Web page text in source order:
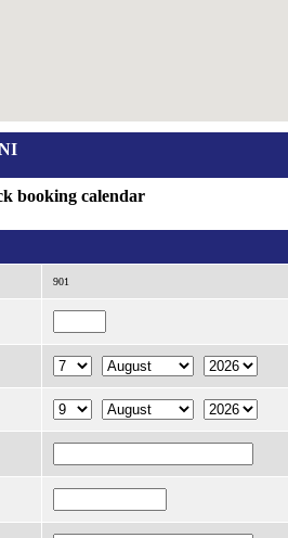
booking calendar
901